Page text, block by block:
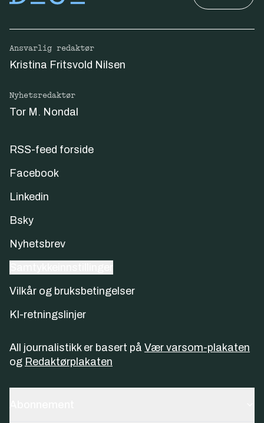
Ansvarlig redaktør
Kristina Fritsvold Nilsen
Nyhetsredaktør
Tor M. Nondal
RSS-feed forside
Facebook
Linkedin
Bsky
Nyhetsbrev
Vilkår og bruksbetingelser
KI-retningslinjer
All journalistikk er basert på Vær varsom-plakaten
og Redaktørplakaten